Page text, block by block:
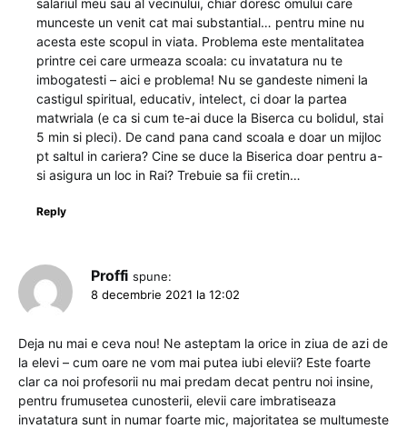
salariul meu sau al vecinului, chiar doresc omului care
munceste un venit cat mai substantial… pentru mine nu
acesta este scopul in viata. Problema este mentalitatea
printre cei care urmeaza scoala: cu invatatura nu te
imbogatesti – aici e problema! Nu se gandeste nimeni la
castigul spiritual, educativ, intelect, ci doar la partea
matwriala (e ca si cum te-ai duce la Biserca cu bolidul, stai
5 min si pleci). De cand pana cand scoala e doar un mijloc
pt saltul in cariera? Cine se duce la Biserica doar pentru a-
si asigura un loc in Rai? Trebuie sa fii cretin…
Reply
Proffi spune:
8 decembrie 2021 la 12:02
Deja nu mai e ceva nou! Ne asteptam la orice in ziua de azi de
la elevi – cum oare ne vom mai putea iubi elevii? Este foarte
clar ca noi profesorii nu mai predam decat pentru noi insine,
pentru frumusetea cunosterii, elevii care imbratiseaza
invatatura sunt in numar foarte mic, majoritatea se multumeste